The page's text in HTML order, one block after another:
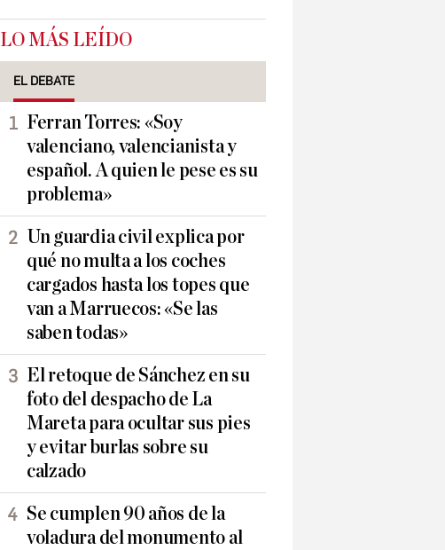
LO MÁS LEÍDO
EL DEBATE
Ferran Torres: «Soy
valenciano, valencianista y
español. A quien le pese es su
problema»
Un guardia civil explica por
qué no multa a los coches
cargados hasta los topes que
van a Marruecos: «Se las
saben todas»
El retoque de Sánchez en su
foto del despacho de La
Mareta para ocultar sus pies
y evitar burlas sobre su
calzado
Se cumplen 90 años de la
voladura del monumento al